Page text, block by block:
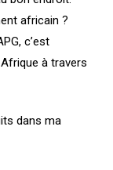
africain ?
c’est
à travers
dans ma